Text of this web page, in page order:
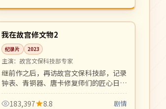
中国
4K 06:13
我在故宫修文物2
纪录片 2023
主演： 故宫文保科技部专家
继前作之后，再访故宫文保科技部，记录
钟表、青铜器、唐卡修复师们的匠心日
常。第二季更深入文物背后的家族故事。
183,397
8.8 剧情